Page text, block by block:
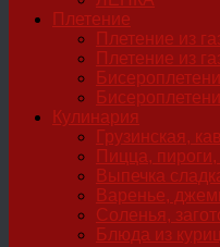
Плетение
Плетение из
Плетение из
Кулинария
Грузинская,
Пицца,
Выпечка
Варенье,
Соленья,
Блюда из